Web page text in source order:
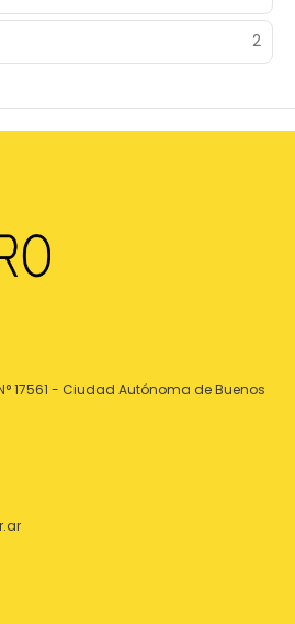
2
17561 - Ciudad Autónoma de Buenos